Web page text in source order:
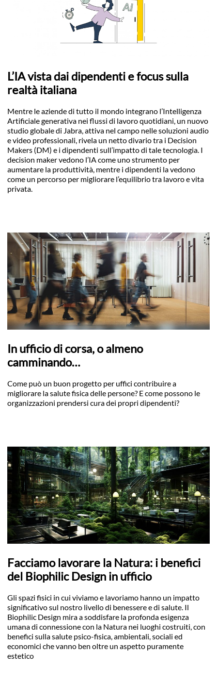
L’IA vista dai dipendenti e focus sulla
realtà italiana
Mentre le aziende di tutto il mondo integrano l’Intelligenza
Artificiale generativa nei flussi di lavoro quotidiani, un nuovo
studio globale di Jabra, attiva nel campo nelle soluzioni audio
e video professionali, rivela un netto divario tra i Decision
Makers (DM) e i dipendenti sull’impatto di tale tecnologia. I
decision maker vedono l’IA come uno strumento per
aumentare la produttività, mentre i dipendenti la vedono
come un percorso per migliorare l’equilibrio tra lavoro e vita
privata.
In ufficio di corsa, o almeno
camminando…
Come può un buon progetto per uffici contribuire a
migliorare la salute fisica delle persone? E come possono le
organizzazioni prendersi cura dei propri dipendenti?
Facciamo lavorare la Natura: i benefici
del Biophilic Design in ufficio
Gli spazi fisici in cui viviamo e lavoriamo hanno un impatto
significativo sul nostro livello di benessere e di salute. Il
Biophilic Design mira a soddisfare la profonda esigenza
umana di connessione con la Natura nei luoghi costruiti, con
benefici sulla salute psico-fisica, ambientali, sociali ed
economici che vanno ben oltre un aspetto puramente
estetico